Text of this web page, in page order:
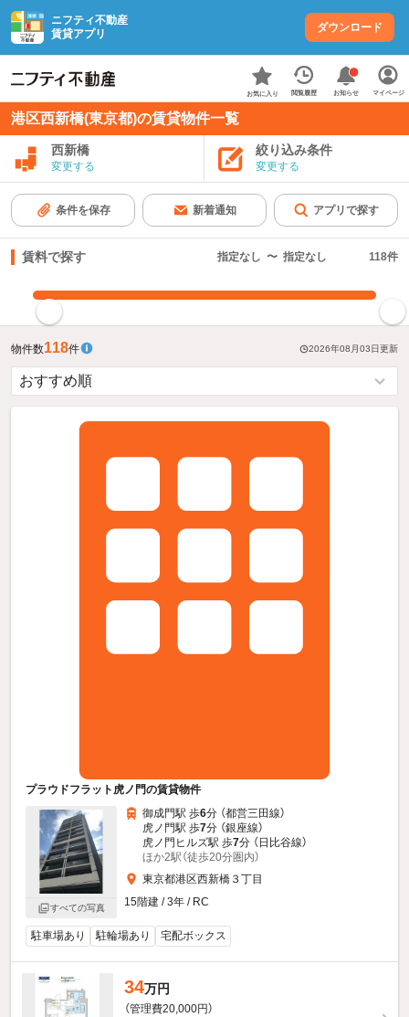
ニフティ不動産
賃貸アプリ
ダウンロード
お気に入り 閲覧履歴 お知らせ マイページ
港区西新橋(東京都)の賃貸物件一覧
西新橋
変更する
絞り込み条件
変更する
条件を保存 新着通知 アプリで探す
賃料で探す 指定なし 〜 指定なし 118件
物件数118件 2026年08月03日更新
プラウドフラット虎ノ門の賃貸物件
すべての写真
御成門駅 歩6分 （都営三田線）
虎ノ門駅 歩7分 （銀座線）
虎ノ門ヒルズ駅 歩7分 （日比谷線）
ほか2駅（徒歩20分圏内）
東京都港区西新橋３丁目
15階建 / 3年 / RC
駐車場あり 駐輪場あり 宅配ボックス
34万円
（管理費20,000円）